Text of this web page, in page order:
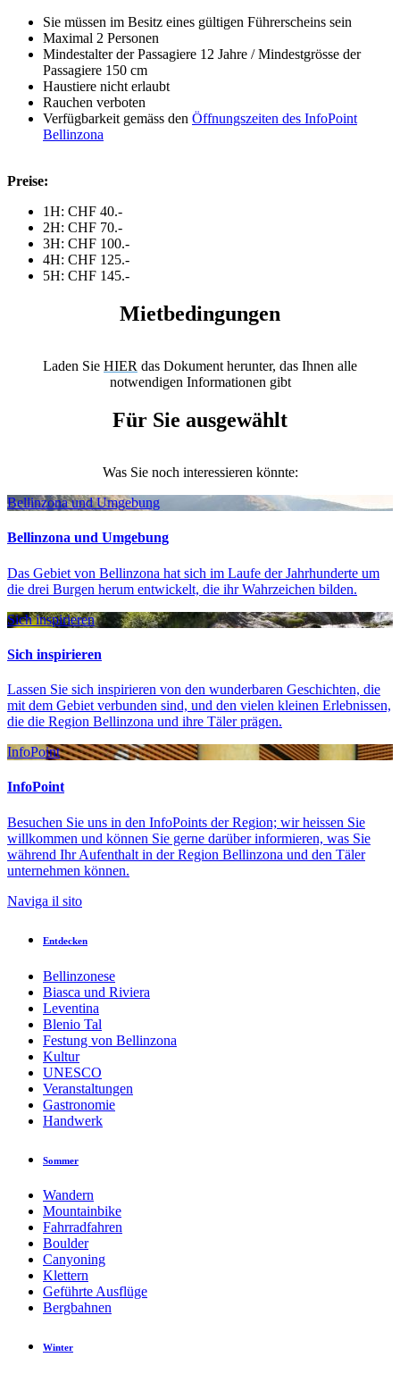
Sie müssen im Besitz eines gültigen Führerscheins sein
Maximal 2 Personen
Mindestalter der Passagiere 12 Jahre / Mindestgrösse der
Passagiere 150 cm
Haustiere nicht erlaubt
Rauchen verboten
Verfügbarkeit gemäss den Öffnungszeiten des InfoPoint
Bellinzona
Preise:
1H: CHF 40.-
2H: CHF 70.-
3H: CHF 100.-
4H: CHF 125.-
5H: CHF 145.-
Mietbedingungen
Laden Sie HIER das Dokument herunter, das Ihnen alle
notwendigen Informationen gibt
Für Sie ausgewählt
Was Sie noch interessieren könnte:
Bellinzona und Umgebung
Bellinzona und Umgebung
Das Gebiet von Bellinzona hat sich im Laufe der Jahrhunderte um
die drei Burgen herum entwickelt, die ihr Wahrzeichen bilden.
Sich inspirieren
Sich inspirieren
Lassen Sie sich inspirieren von den wunderbaren Geschichten, die
mit dem Gebiet verbunden sind, und den vielen kleinen Erlebnissen,
die die Region Bellinzona und ihre Täler prägen.
InfoPoint
InfoPoint
Besuchen Sie uns in den InfoPoints der Region; wir heissen Sie
willkommen und können Sie gerne darüber informieren, was Sie
während Ihr Aufenthalt in der Region Bellinzona und den Täler
unternehmen können.
Naviga il sito
Entdecken
Bellinzonese
Biasca und Riviera
Leventina
Blenio Tal
Festung von Bellinzona
Kultur
UNESCO
Veranstaltungen
Gastronomie
Handwerk
Sommer
Wandern
Mountainbike
Fahrradfahren
Boulder
Canyoning
Klettern
Geführte Ausflüge
Bergbahnen
Winter